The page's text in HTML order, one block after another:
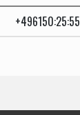
+496150:25:55